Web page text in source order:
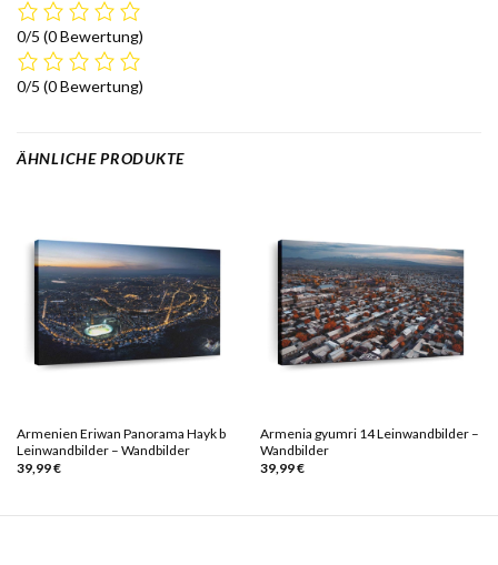
0/5 (0 Bewertung)
0/5 (0 Bewertung)
ÄHNLICHE PRODUKTE
Armenien Eriwan Panorama Hayk b
Leinwandbilder – Wandbilder
39,99€
Armenia gyumri 14 Leinwandbilder –
Wandbilder
39,99€